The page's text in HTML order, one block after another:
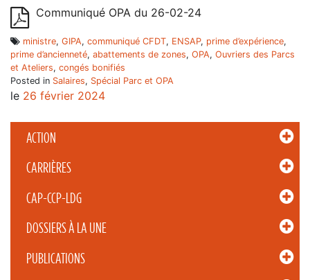
ACTION
CARRIÈRES
CAP-CCP-LDG
DOSSIERS À LA UNE
PUBLICATIONS
Communiqué OPA du 26-02-24
ministre, GIPA, communiqué CFDT, ENSAP, prime d’expérience,
prime d’ancienneté, abattements de zones, OPA, Ouvriers des Parcs
et Ateliers, congés bonifiés
Posted in Salaires, Spécial Parc et OPA
le 26 février 2024